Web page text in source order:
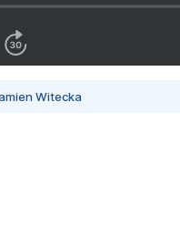
Witecka